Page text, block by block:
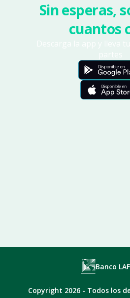
Sin esperas,
cuantos
Banco
Copyright 2026 - Todos los